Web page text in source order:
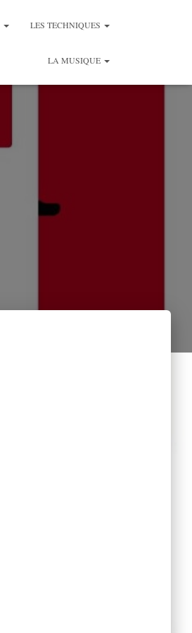
LES TECHNIQUES
LA MUSIQUE